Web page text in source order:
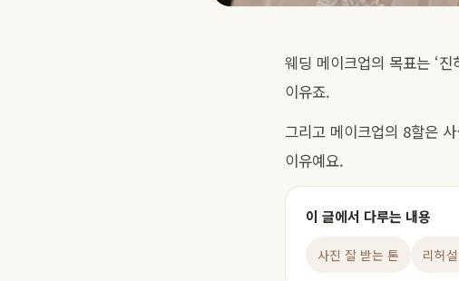
웨딩 메이크업의 목표는 ‘진
이유죠.
그리고 메이크업의 8할은 사
이유예요.
이 글에서 다루는 내용
사진 잘 받는 톤 리허